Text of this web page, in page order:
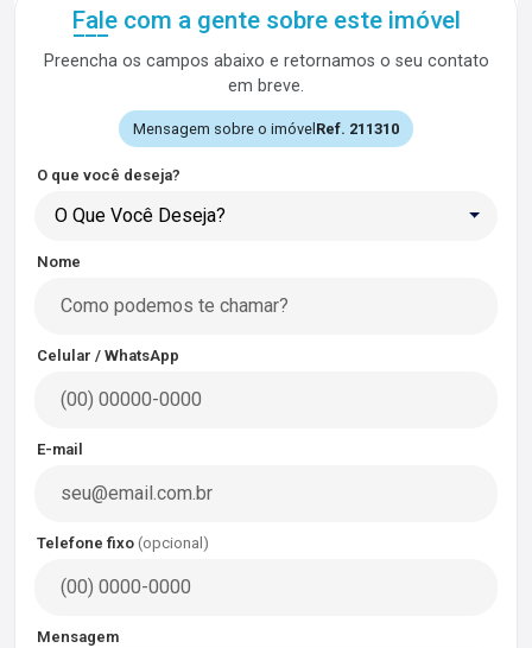
Fale com a gente sobre este imóvel
Preencha os campos abaixo e retornamos o seu contato
em breve.
Mensagem sobre o imóvel Ref. 211310
O que você deseja?
O Que Você Deseja?
Nome
Celular / WhatsApp
E-mail
Telefone fixo (opcional)
Mensagem